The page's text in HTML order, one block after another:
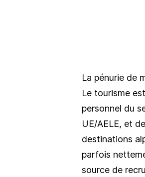
La pénurie de
Le tourisme
personnel du
UE/AELE, et
destinations
parfois
source de